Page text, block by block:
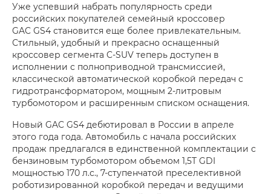
Уже успевший набрать популярность среди
российских покупателей семейный кроссовер
GAC GS4 становится еще более привлекательным.
Стильный, удобный и прекрасно оснащенный
кроссовер сегмента C-SUV теперь доступен в
исполнении с полноприводной трансмиссией,
классической автоматической коробкой передач с
гидротрансформатором, мощным 2-литровым
турбомотором и расширенным списком оснащения.
Новый GAC GS4 дебютировал в России в апреле
этого года года. Автомобиль с начала российских
продаж предлагался в единственной комплектации с
бензиновым турбомотором объемом 1,5T GDI
мощностью 170 л.с., 7-ступенчатой преселективной
роботизированной коробкой передач и ведущими